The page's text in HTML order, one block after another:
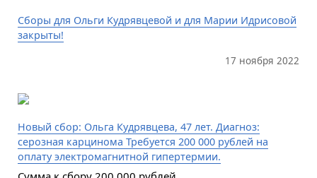
Сборы для Ольги Кудрявцевой и для Марии Идрисовой
закрыты!
17 ноября 2022
Новый сбор: Ольга Кудрявцева, 47 лет. Диагноз:
серозная карцинома Требуется 200 000 рублей на
оплату электромагнитной гипертермии.